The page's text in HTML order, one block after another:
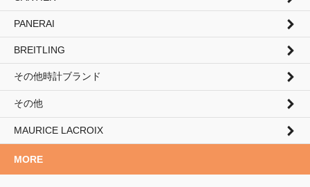
PANERAI
BREITLING
その他時計ブランド
その他
MAURICE LACROIX
MORE